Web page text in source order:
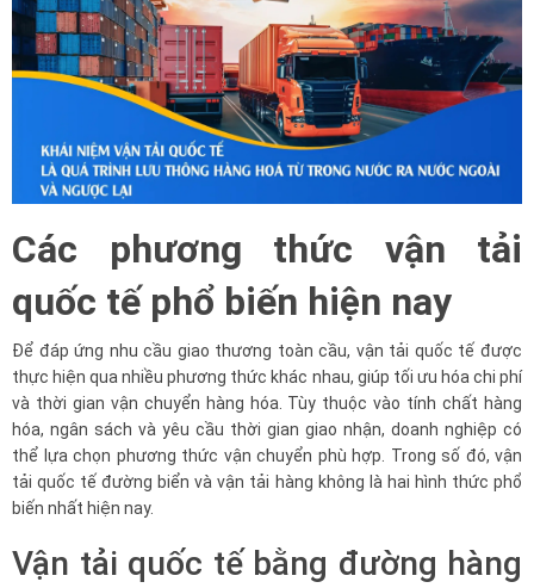
Các phương thức vận tải
quốc tế phổ biến hiện nay
Để đáp ứng nhu cầu giao thương toàn cầu, vận tải quốc tế được
thực hiện qua nhiều phương thức khác nhau, giúp tối ưu hóa chi phí
và thời gian vận chuyển hàng hóa. Tùy thuộc vào tính chất hàng
hóa, ngân sách và yêu cầu thời gian giao nhận, doanh nghiệp có
thể lựa chọn phương thức vận chuyển phù hợp. Trong số đó, vận
tải quốc tế đường biển và vận tải hàng không là hai hình thức phổ
biến nhất hiện nay.
Vận tải quốc tế bằng đường hàng